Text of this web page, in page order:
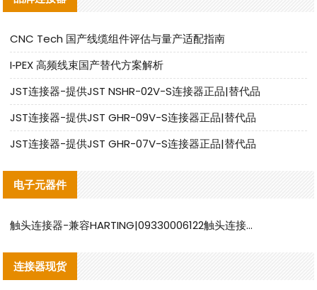
CNC Tech 国产线缆组件评估与量产适配指南
I‑PEX 高频线束国产替代方案解析
JST连接器-提供JST NSHR-02V-S连接器正品|替代品
JST连接器-提供JST GHR-09V-S连接器正品|替代品
JST连接器-提供JST GHR-07V-S连接器正品|替代品
电子元器件
触头连接器-兼容HARTING|09330006122触头连接器替代品说明
连接器现货